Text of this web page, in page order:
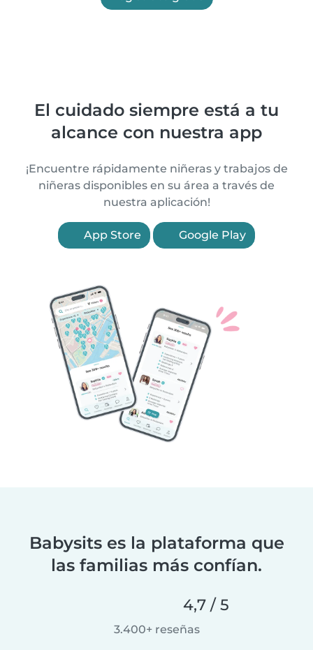
El cuidado siempre está a tu
alcance con nuestra app
¡Encuentre rápidamente niñeras y trabajos de
niñeras disponibles en su área a través de
nuestra aplicación!
App Store Google Play
Babysits es la plataforma que
las familias más confían.
4,7 / 5
3.400+ reseñas